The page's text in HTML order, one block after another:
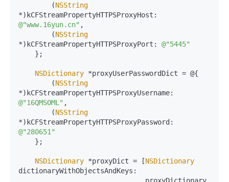
        (
NSString
@"www.16yun.cn" ,
        (
NSString
*)kCFStreamPropertyHTTPSProxyPort: @"5445"
NSDictionary *proxyUserPasswordDict = @{
        (
NSString
@"16QMSOML" ,
        (
NSString
@"280651"
NSDictionary *proxyDict = [NSDictionary
dictionaryWithObjectsAndKeys: